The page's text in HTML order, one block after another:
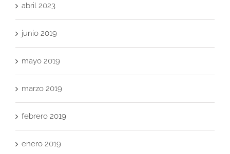
abril 2023
junio 2019
mayo 2019
marzo 2019
febrero 2019
enero 2019